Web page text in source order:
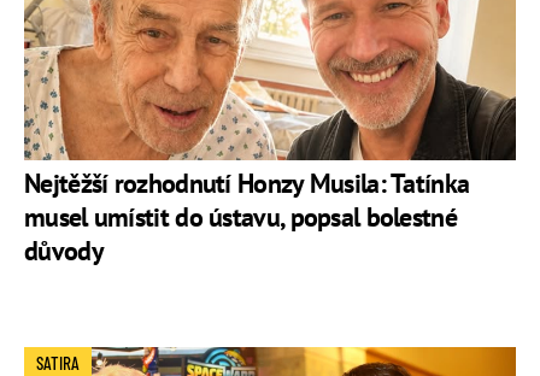
Nejtěžší rozhodnutí Honzy Musila: Tatínka
musel umístit do ústavu, popsal bolestné
důvody
SATIRA